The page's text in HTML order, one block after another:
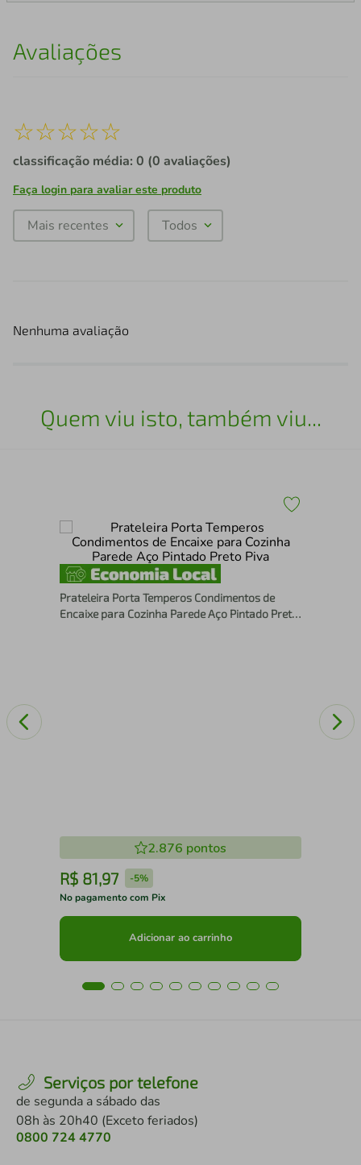
Avaliações
☆☆☆☆☆
classificação média: 0 (0 avaliações)
Faça login para avaliar este produto
Mais recentes Todos
Nenhuma avaliação
Quem viu isto, também viu...
Prateleira Porta Temperos Condimentos de
Encaixe para Cozinha Parede Aço Pintado Preto
2.876 pontos
R$ 81,97 -5%
No pagamento com Pix
Adicionar ao carrinho
Serviços por telefone
de segunda a sábado das
08h às 20h40 (Exceto feriados)
0800 724 4770